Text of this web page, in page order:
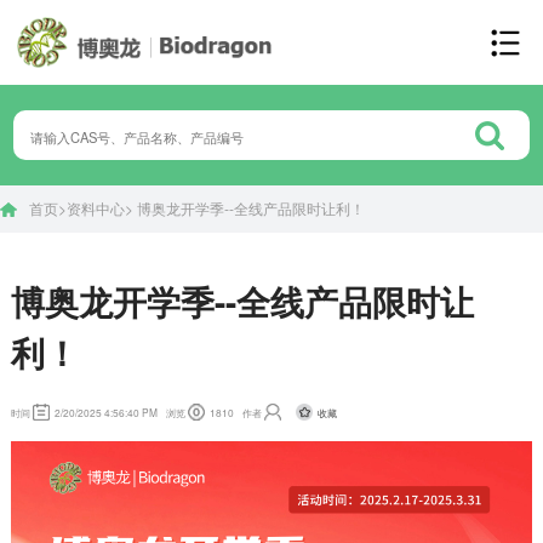
首页>资料中心> 博奥龙开学季--全线产品限时让利！
博奥龙开学季--全线产品限时让
利！
时间 2/20/2025 4:56:40 PM 浏览 1810 作者 收藏